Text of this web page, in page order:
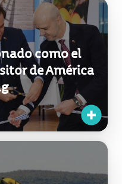
como el
de América